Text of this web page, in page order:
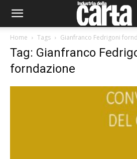
Home Tags Gianfranco Fedrigoni
Tag: Gianfranco
forndazione